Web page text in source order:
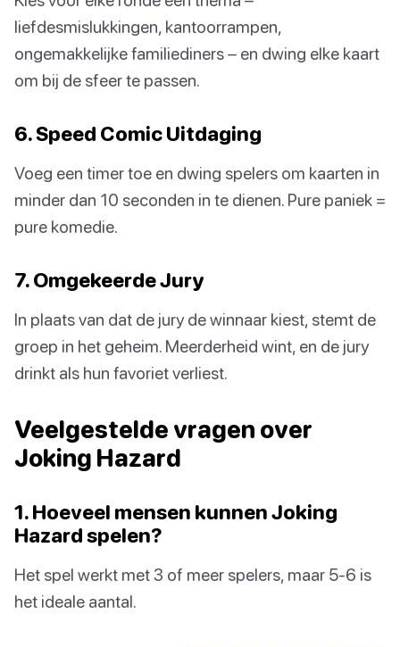
liefdesmislukkingen, kantoorrampen,
ongemakkelijke familiediners – en dwing elke kaart
om bij de sfeer te passen.
6. Speed Comic Uitdaging
Voeg een timer toe en dwing spelers om kaarten in
minder dan 10 seconden in te dienen. Pure paniek =
pure komedie.
7. Omgekeerde Jury
In plaats van dat de jury de winnaar kiest, stemt de
groep in het geheim. Meerderheid wint, en de jury
drinkt als hun favoriet verliest.
Veelgestelde vragen over
Joking Hazard
1. Hoeveel mensen kunnen Joking
Hazard spelen?
Het spel werkt met 3 of meer spelers, maar 5-6 is
het ideale aantal.